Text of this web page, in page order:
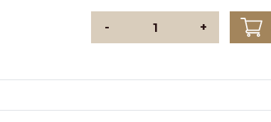
- +